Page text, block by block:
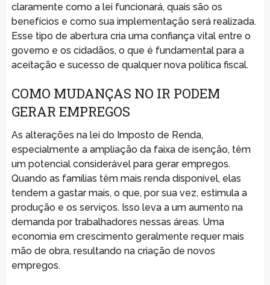
claramente como a lei funcionará, quais são os
benefícios e como sua implementação será realizada.
Esse tipo de abertura cria uma confiança vital entre o
governo e os cidadãos, o que é fundamental para a
aceitação e sucesso de qualquer nova política fiscal.
COMO MUDANÇAS NO IR PODEM
GERAR EMPREGOS
As alterações na lei do Imposto de Renda,
especialmente a ampliação da faixa de isenção, têm
um potencial considerável para gerar empregos.
Quando as famílias têm mais renda disponível, elas
tendem a gastar mais, o que, por sua vez, estimula a
produção e os serviços. Isso leva a um aumento na
demanda por trabalhadores nessas áreas. Uma
economia em crescimento geralmente requer mais
mão de obra, resultando na criação de novos
empregos.